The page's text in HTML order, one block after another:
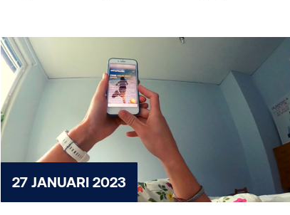
27 JANUARI 2023